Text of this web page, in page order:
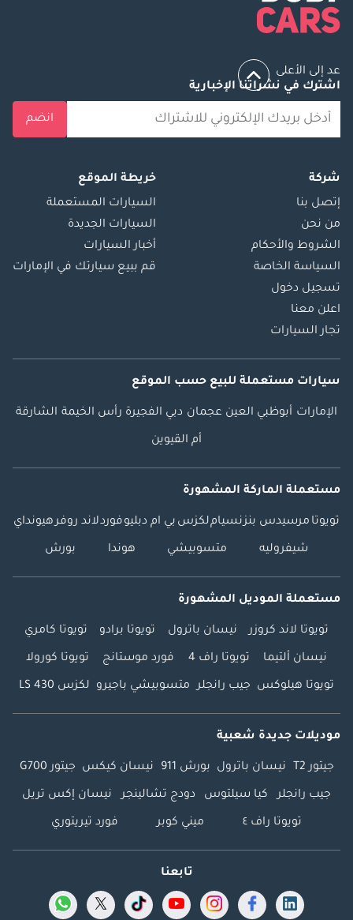
عد إلى الأعلى
اشترك في نشراتنا الإخبارية
انضم
شركة
إتصل بنا
من نحن
الشروط والأحكام
السياسة الخاصة
تسجيل دخول
اعلن معنا
تجار السيارات
خريطة الموقع
السيارات المستعملة
السيارات الجديدة
أخبار السيارات
قم ببيع سيارتك في الإمارات
سيارات مستعملة للبيع حسب الموقع
الإمارات أبوظبي العين عجمان دبي الفجيرة رأس الخيمة الشارقة
أم القيوين
مستعملة الماركة المشهورة
تويوتا مرسيدس بنزنسياملكزس بي ام دبليوفوردلاند روفرهيونداي
شيفروليه متسوبيشي هوندا بورش
مستعملة الموديل المشهورة
تويوتا لاند كروزر نيسان باترول تويوتا برادو تويوتا كامري
نيسان ألتيما تويوتا راف 4 فورد موستانج تويوتا كورولا
تويوتا هيلوكس جيب رانجلر متسوبيشي باجيرو لكزس LS 430
موديلات جديدة شعبية
جيتور T2 نيسان باترول بورش 911 نيسان كيكس جيتور G700
جيب رانجلر كيا سيلتوس دودج تشالينجر نيسان إكس تريل
تويوتا راف ٤ ميني كوبر فورد تيريتوري
تابعنا